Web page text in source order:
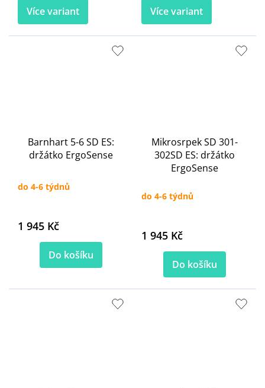
Více variant Více variant
Barnhart 5-6 SD ES:
držátko ErgoSense
do 4-6 týdnů
1 945 Kč
Do košíku
Mikrosrpek SD 301-
302SD ES: držátko
ErgoSense
do 4-6 týdnů
1 945 Kč
Do košíku